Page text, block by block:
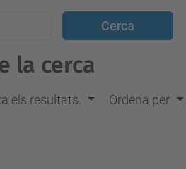
la cerca
els resultats. Ordena per